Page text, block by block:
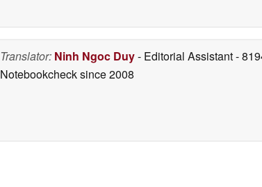
Translator: Ninh Ngoc Duy- Editorial Assistant-
Notebookchecksince 2008